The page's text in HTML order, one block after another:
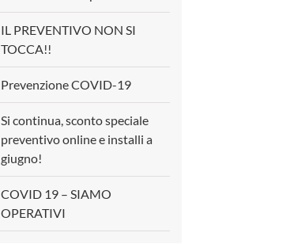
IL PREVENTIVO NON SI
TOCCA!!
Prevenzione COVID-19
Si continua, sconto speciale
preventivo online e installi a
giugno!
COVID 19 – SIAMO
OPERATIVI